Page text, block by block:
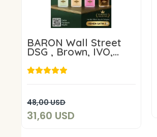
BARON Wall Street
DSG , Brown, IVO,
NCT 2026 4 lü Erkek
EDC Erkek Parfüm
48,00 USD
31,60 USD